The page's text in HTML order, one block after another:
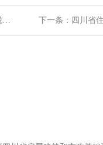
… 下一条： 四川省